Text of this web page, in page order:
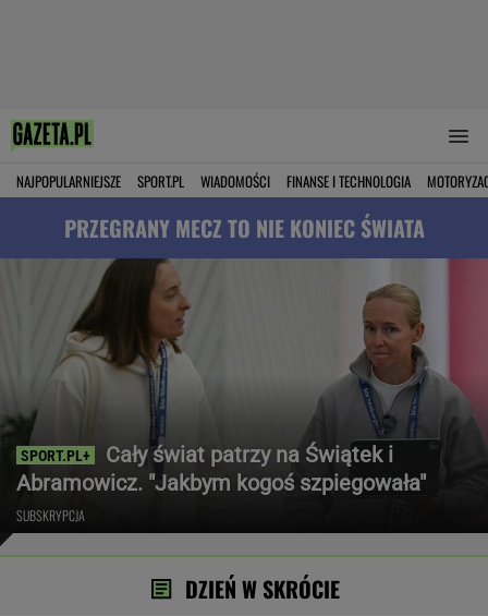
NAJPOPULARNIEJSZE SPORT.PL WIADOMOŚCI FINANSE I TECHNOLOGIA
PRZEGRANY MECZ TO NIE KONIEC ŚWIATA
Cały świat patrzy na Świątek i
Abramowicz. "Jakbym kogoś szpiegowała"
SUBSKRYPCJA
DZIEŃ W SKRÓCIE